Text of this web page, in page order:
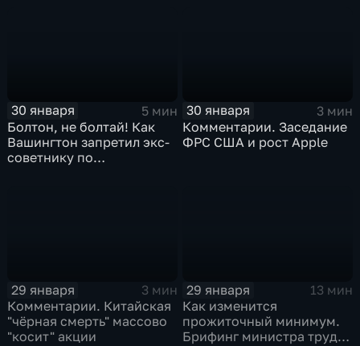
30 января
5 мин
Болтон, не болтай! Как
Вашингтон запретил экс-
советнику по
30 января
3 мин
Комментарии. Заседание
ФРС США и рост Apple
29 января
3 мин
Комментарии. Китайская
"чёрная смерть" массово
"косит" акции
29 января
13 мин
Как изменится
прожиточный минимум.
Брифинг министра труда